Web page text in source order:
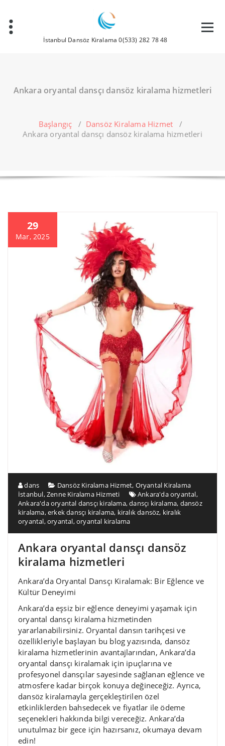
İstanbul Dansöz Kiralama 0(533) 282 78 48
Ankara oryantal dansçı dansöz kiralama hizmetleri
Başlangıç / Dansöz Kiralama Hizmet /
Ankara oryantal dansçı dansöz kiralama hizmetleri
29
Mar, 2025
dans Dansöz Kiralama Hizmet, Oryantal Kiralama
İstanbul,Zenne Kiralama Hizmeti Ankara'da oryantal,
Ankara'da oryantal dansçı kiralama,dansçı kiralama, dansöz
kiralama,erkek dansçı kiralama, kiralık dansöz, kiralık
oryantal,oryantal,oryantal kiralama
Ankara oryantal dansçı dansöz
kiralama hizmetleri
Ankara’da Oryantal Dansçı Kiralamak: Bir Eğlence ve
Kültür Deneyimi
Ankara’da eşsiz bir eğlence deneyimi yaşamak için
oryantal dansçı kiralama hizmetinden
yararlanabilirsiniz. Oryantal dansın tarihçesi ve
özellikleriyle başlayan bu blog yazısında, dansöz
kiralama hizmetlerinin avantajlarından, Ankara’da
oryantal dansçı kiralamak için ipuçlarına ve
profesyonel dansçılar sayesinde sağlanan eğlence ve
atmosfere kadar birçok konuya değineceğiz. Ayrıca,
dansöz kiralamayla gerçekleştirilen özel
etkinliklerden bahsedecek ve fiyatlar ile ödeme
seçenekleri hakkında bilgi vereceğiz. Ankara’da
unutulmaz bir gece için hazırsanız, okumaya devam
edin!